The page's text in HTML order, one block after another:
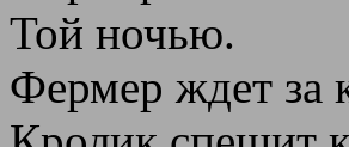
Той ночью.
Фермер ждет за